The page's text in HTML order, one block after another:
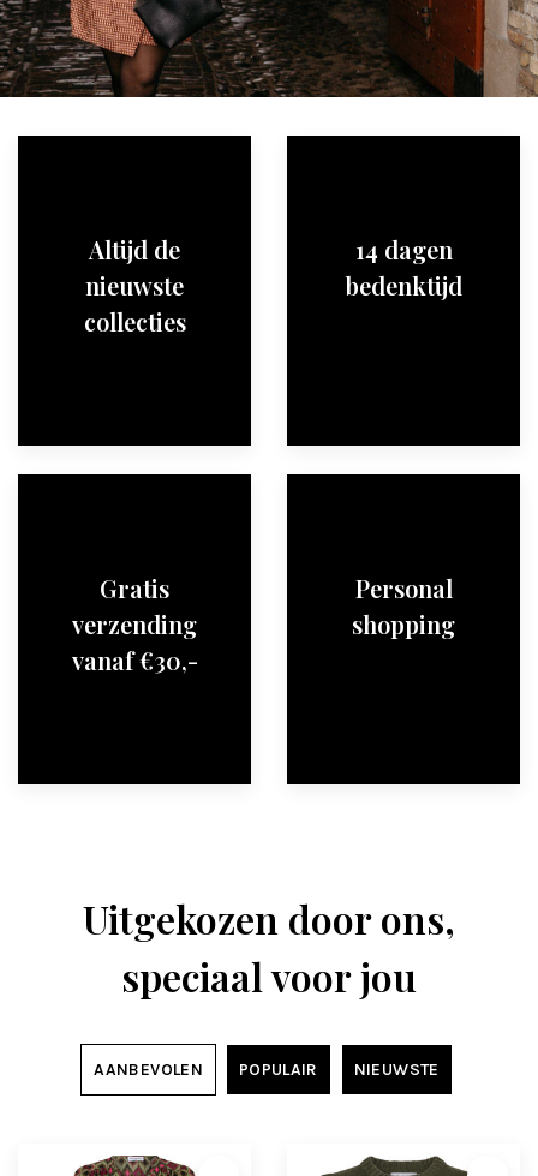
Altijd de
nieuwste
collecties
14 dagen
bedenktijd
Gratis
verzending
vanaf €30,-
Personal
shopping
Uitgekozen door ons,
speciaal voor jou
AANBEVOLEN POPULAIR NIEUWSTE